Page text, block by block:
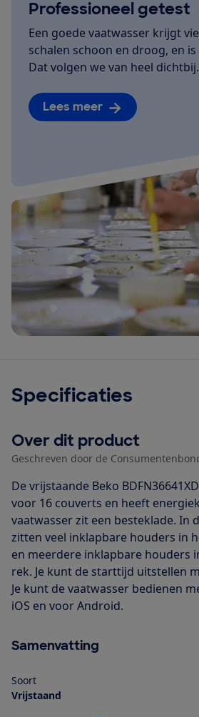
Professioneel getest
Een goede vaatwasser krijgt
schalen schoon en droog, en
Dat volgen we van heel
Lees meer
Specificaties
Over dit product
Geschreven door de
De vrijstaande Beko
voor 16 couverts en heeft
vaatwasser zit een besteklade. In
zitten veel inklapbare houders in
en meerdere inklapbare houders
rek. Je kunt de starttijd uitstellen
Je kunt de vaatwasser bedienen
iOS en voor Android.
Samenvatting
Soort
Vrijstaand